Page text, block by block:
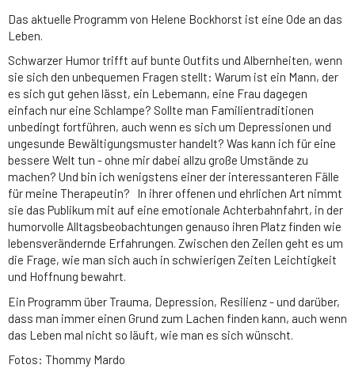
Das aktuelle Programm von Helene Bockhorst ist eine Ode an das
Leben.
Schwarzer Humor trifft auf bunte Outfits und Albernheiten, wenn
sie sich den unbequemen Fragen stellt: Warum ist ein Mann, der
es sich gut gehen lässt, ein Lebemann, eine Frau dagegen
einfach nur eine Schlampe? Sollte man Familientraditionen
unbedingt fortführen, auch wenn es sich um Depressionen und
ungesunde Bewältigungsmuster handelt? Was kann ich für eine
bessere Welt tun - ohne mir dabei allzu große Umstände zu
machen? Und bin ich wenigstens einer der interessanteren Fälle
für meine Therapeutin? In ihrer offenen und ehrlichen Art nimmt
sie das Publikum mit auf eine emotionale Achterbahnfahrt, in der
humorvolle Alltagsbeobachtungen genauso ihren Platz finden wie
lebensverändernde Erfahrungen. Zwischen den Zeilen geht es um
die Frage, wie man sich auch in schwierigen Zeiten Leichtigkeit
und Hoffnung bewahrt.
Ein Programm über Trauma, Depression, Resilienz - und darüber,
dass man immer einen Grund zum Lachen finden kann, auch wenn
das Leben mal nicht so läuft, wie man es sich wünscht.
Fotos: Thommy Mardo